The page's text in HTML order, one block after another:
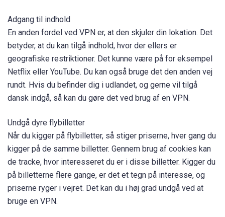
Adgang til indhold
En anden fordel ved VPN er, at den skjuler din lokation. Det
betyder, at du kan tilgå indhold, hvor der ellers er
geografiske restriktioner. Det kunne være på for eksempel
Netflix eller YouTube. Du kan også bruge det den anden vej
rundt. Hvis du befinder dig i udlandet, og gerne vil tilgå
dansk indgå, så kan du gøre det ved brug af en VPN.
Undgå dyre flybilletter
Når du kigger på flybilletter, så stiger priserne, hver gang du
kigger på de samme billetter. Gennem brug af cookies kan
de tracke, hvor interesseret du er i disse billetter. Kigger du
på billetterne flere gange, er det et tegn på interesse, og
priserne ryger i vejret. Det kan du i høj grad undgå ved at
bruge en VPN.